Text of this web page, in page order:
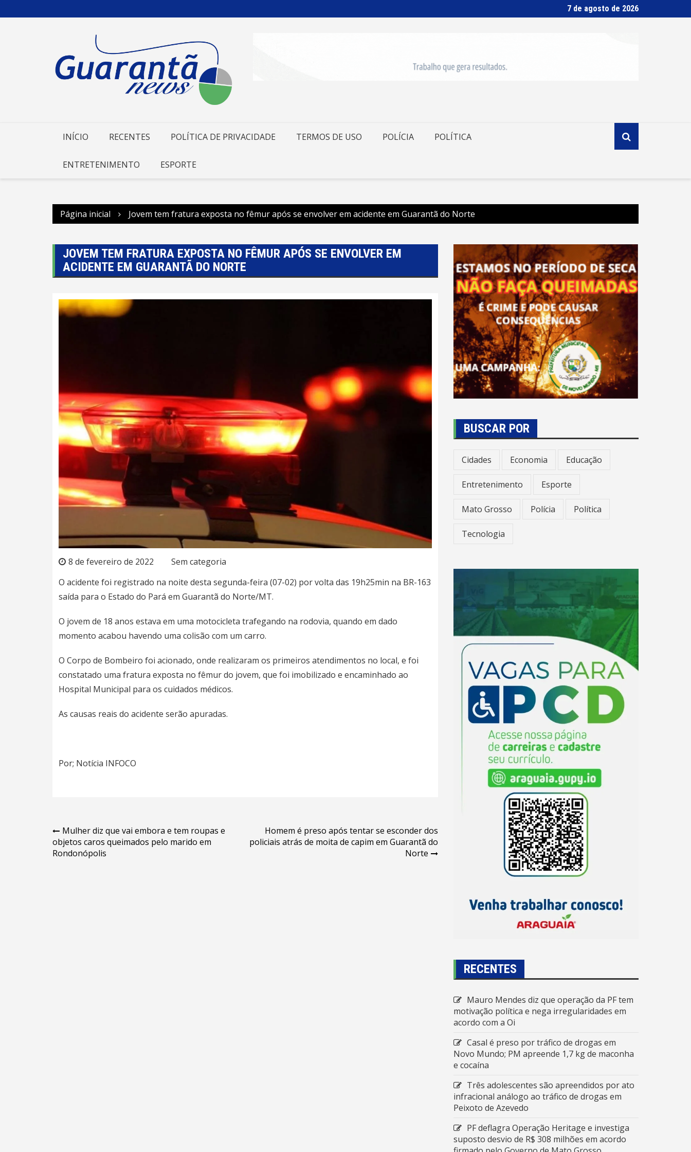
para
7 de agosto de 2026
INÍCIO RECENTES POLÍTICA DE PRIVACIDADE TERMOS DE USO POLÍCIA POLÍTICA
ENTRETENIMENTO ESPORTE
Página inicial Jovem tem fratura exposta no fêmur após se envolver em acidente em Guarantã do Norte
JOVEM TEM FRATURA EXPOSTA NO FÊMUR APÓS SE ENVOLVER EM
ACIDENTE EM GUARANTÃ DO NORTE
8 de fevereiro de 2022
Sem categoria
O acidente foi registrado na noite desta segunda-feira (07-02) por volta das 19h25min na BR-163
saída para o Estado do Pará em Guarantã do Norte/MT.
O jovem de 18 anos estava em uma motocicleta trafegando na rodovia, quando em dado
momento acabou havendo uma colisão com um carro.
O Corpo de Bombeiro foi acionado, onde realizaram os primeiros atendimentos no local, e foi
constatado uma fratura exposta no fêmur do jovem, que foi imobilizado e encaminhado ao
Hospital Municipal para os cuidados médicos.
As causas reais do acidente serão apuradas.
Por; Notícia INFOCO
Navegação
de
Mulher diz que vai embora e tem roupas e
objetos caros queimados pelo marido em
Rondonópolis
Homem é preso após tentar se esconder dos
policiais atrás de moita de capim em Guarantã do
Norte
BUSCAR POR
Cidades Economia Educação
Entretenimento Esporte
Mato Grosso Polícia Política
Tecnologia
RECENTES
Mauro Mendes diz que operação da PF tem
motivação política e nega irregularidades em
acordo com a Oi
Casal é preso por tráfico de drogas em
Novo Mundo; PM apreende 1,7 kg de maconha
e cocaína
Três adolescentes são apreendidos por ato
infracional análogo ao tráfico de drogas em
Peixoto de Azevedo
PF deflagra Operação Heritage e investiga
suposto desvio de R$ 308 milhões em acordo